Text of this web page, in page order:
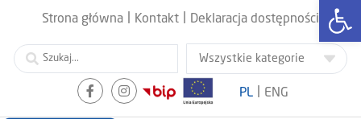
Strona główna Kontakt Deklaracja dostępności
PL ENG